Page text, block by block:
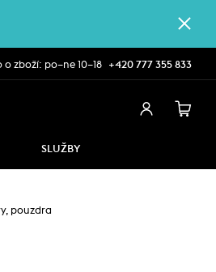
o zboží: po–ne 10–18 +420 777 355 833
SLUŽBY
pouzdra